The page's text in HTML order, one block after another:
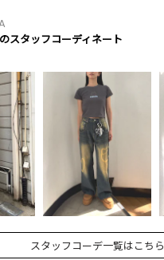
スタッフコーディネート
スタッフコーデ一覧はこちら